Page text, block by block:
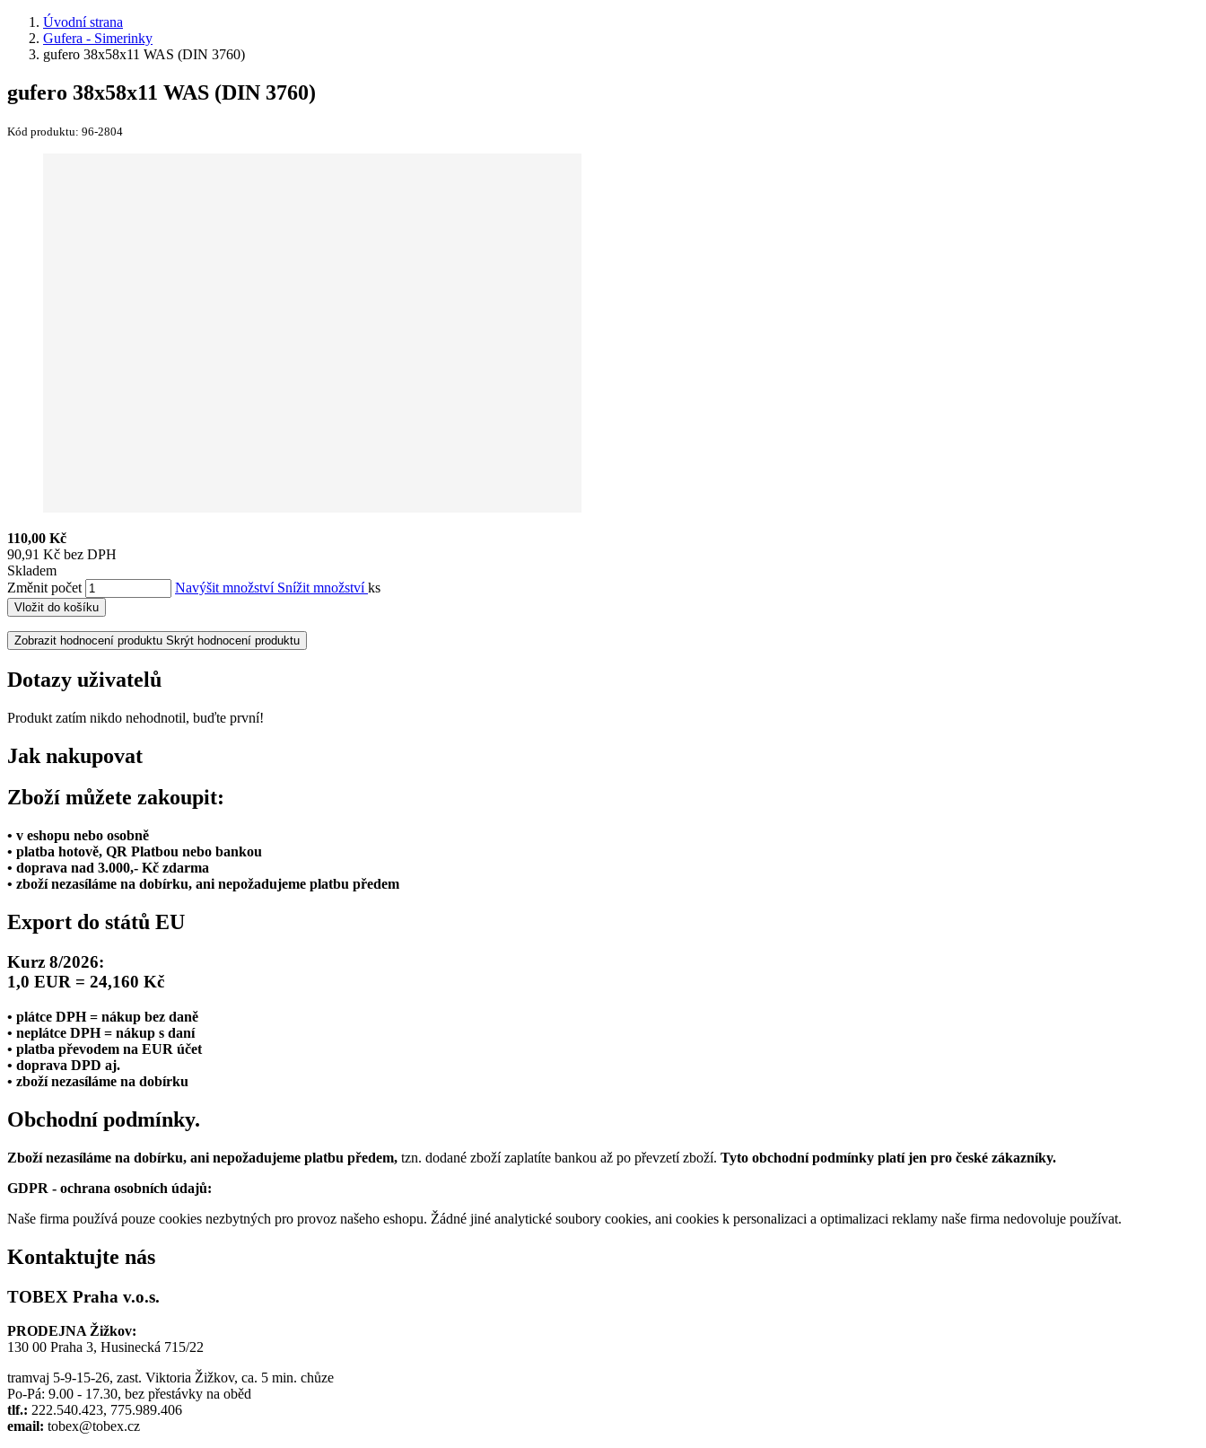
Úvodní strana
Gufera - Simerinky
gufero 38x58x11 WAS (DIN 3760)
gufero 38x58x11 WAS (DIN 3760)
Kód produktu: 96-2804
110,00 Kč
90,91 Kč bez DPH
Skladem
Změnit počet
Navýšit množství Snížit množstvíks
Vložit do košíku
Zobrazit hodnocení produktu Skrýt hodnocení produktu
Dotazy uživatelů
Produkt zatím nikdo nehodnotil, buďte první!
Jak nakupovat
Zboží můžete zakoupit:
• v eshopu nebo osobně
• platba hotově, QR Platbou nebo bankou
• doprava nad 3.000,- Kč zdarma
• zboží nezasíláme na dobírku, ani nepožadujeme platbu předem
Export do států EU
Kurz 8/2026:
1,0 EUR = 24,160 Kč
• plátce DPH = nákup bez daně
• neplátce DPH = nákup s daní
• platba převodem na EUR účet
• doprava DPD aj.
• zboží nezasíláme na dobírku
Obchodní podmínky.
Zboží nezasíláme na dobírku, ani nepožadujeme platbu předem, tzn. dodané zboží zaplatíte bankou až po převzetí zboží. Tyto obchodní podmínky platí jen pro české zákazníky.
GDPR - ochrana osobních údajů:
Naše firma používá pouze cookies nezbytných pro provoz našeho eshopu. Žádné jiné analytické soubory cookies, ani cookies k personalizaci a optimalizaci reklamy naše firma nedovoluje používat.
Kontaktujte nás
TOBEX Praha v.o.s.
PRODEJNA Žižkov:
130 00 Praha 3, Husinecká 715/22
tramvaj 5-9-15-26, zast. Viktoria Žižkov, ca. 5 min. chůze
Po-Pá: 9.00 - 17.30, bez přestávky na oběd
tlf.: 222.540.423, 775.989.406
email: tobex@tobex.cz